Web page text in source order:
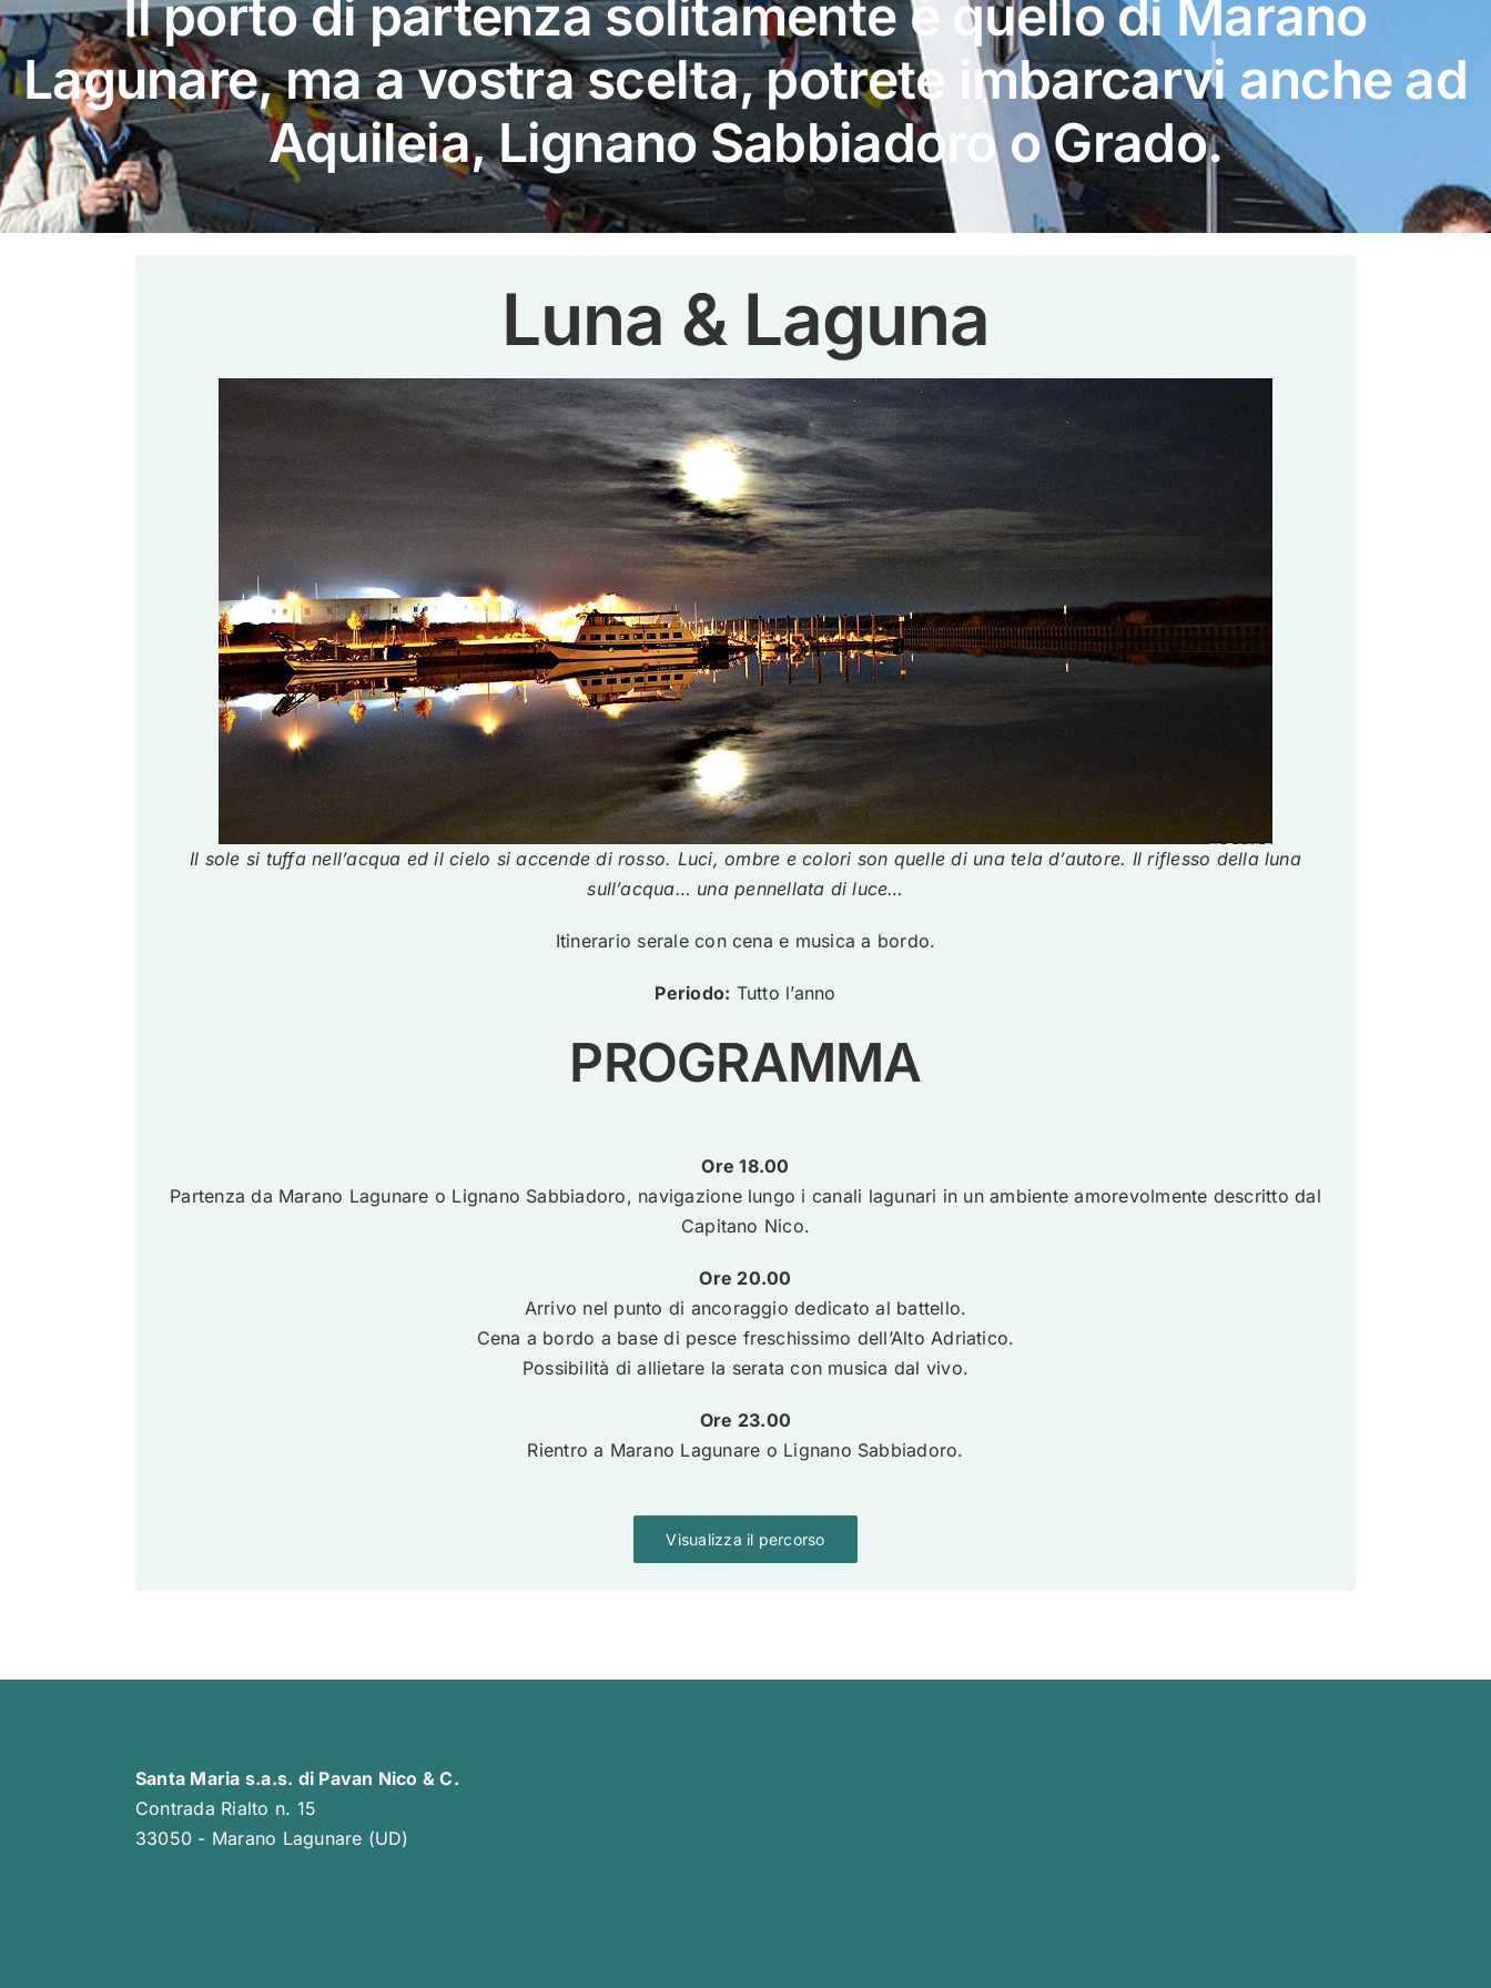
Il porto di partenza solitamente è quello di Marano
Lagunare, ma a vostra scelta, potrete imbarcarvi anche ad
Aquileia, Lignano Sabbiadoro o Grado.
Luna & Laguna
Il sole si tuffa nell’acqua ed il cielo si accende di rosso. Luci, ombre e colori son quelle di una tela d’autore. Il riflesso della luna
sull’acqua… una pennellata di luce…
Itinerario serale con cena e musica a bordo.
Periodo: Tutto l’anno
PROGRAMMA
Ore 18.00
Partenza da Marano Lagunare o Lignano Sabbiadoro, navigazione lungo i canali lagunari in un ambiente amorevolmente descritto dal
Capitano Nico.
Ore 20.00
Arrivo nel punto di ancoraggio dedicato al battello.
Cena a bordo a base di pesce freschissimo dell’Alto Adriatico.
Possibilità di allietare la serata con musica dal vivo.
Ore 23.00
Rientro a Marano Lagunare o Lignano Sabbiadoro.
Visualizza il percorso
Santa Maria s.a.s. di Pavan Nico & C.
Contrada Rialto n. 15
33050 - Marano Lagunare (UD)